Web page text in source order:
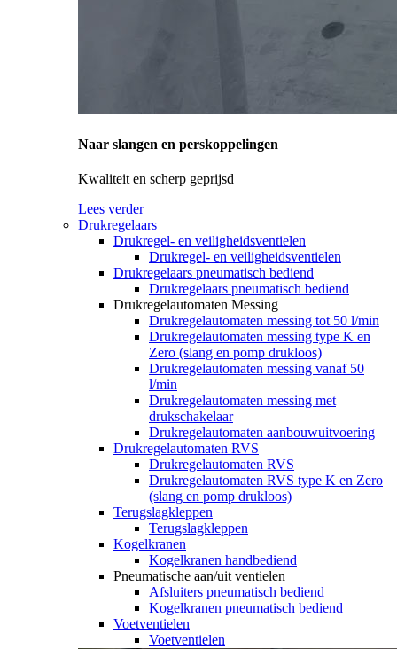
Naar slangen en perskoppelingen
Kwaliteit en scherp geprijsd
Lees verder
Drukregelaars
Drukregel- en veiligheidsventielen
Drukregel- en veiligheidsventielen
Drukregelaars pneumatisch bediend
Drukregelaars pneumatisch bediend
Drukregelautomaten Messing
Drukregelautomaten messing tot 50 l/min
Drukregelautomaten messing type K en
Zero (slang en pomp drukloos)
Drukregelautomaten messing vanaf 50
l/min
Drukregelautomaten messing met
drukschakelaar
Drukregelautomaten aanbouwuitvoering
Drukregelautomaten RVS
Drukregelautomaten RVS
Drukregelautomaten RVS type K en Zero
(slang en pomp drukloos)
Terugslagkleppen
Terugslagkleppen
Kogelkranen
Kogelkranen handbediend
Pneumatische aan/uit ventielen
Afsluiters pneumatisch bediend
Kogelkranen pneumatisch bediend
Voetventielen
Voetventielen